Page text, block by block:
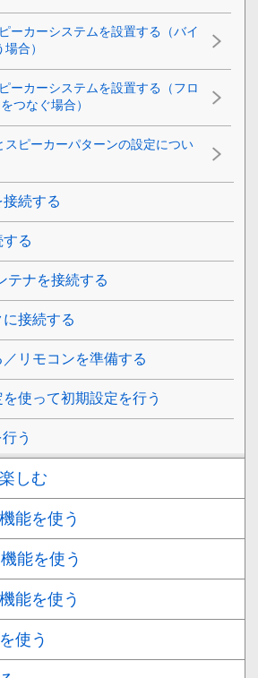
ーカーシステムを設置する（バイ
合）
ーカーシステムを設置する（フロ
つなぐ場合）
スピーカーパターンの設定につい
続する
る
テナを接続する
接続する
リモコンを準備する
使って初期設定を行う
う
しむ
能を使う
能を使う
能を使う
使う